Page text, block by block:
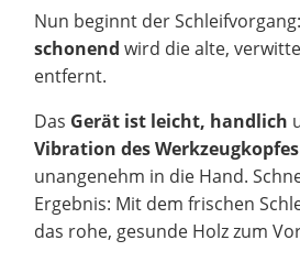
Nun beginnt der Schleifvorgang:
schonend wird die alte,
entfernt.
Das Gerät ist leicht, handlich
Vibration des
unangenehm in die Hand.
Ergebnis: Mit dem frischen
das rohe, gesunde Holz zum